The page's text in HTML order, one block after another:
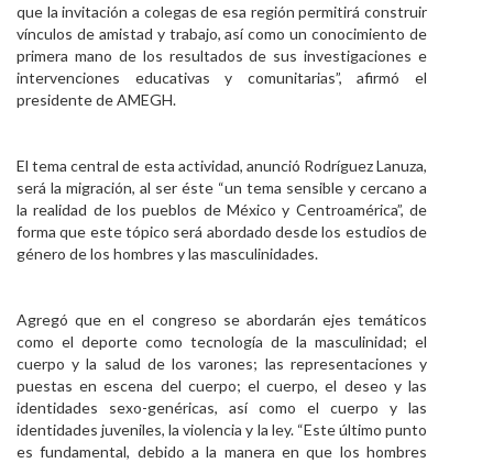
que la invitación a colegas de esa región permitirá construir
vínculos de amistad y trabajo, así como un conocimiento de
primera mano de los resultados de sus investigaciones e
intervenciones educativas y comunitarias”, afirmó el
presidente de AMEGH.
El tema central de esta actividad, anunció Rodríguez Lanuza,
será la migración, al ser éste “un tema sensible y cercano a
la realidad de los pueblos de México y Centroamérica”, de
forma que este tópico será abordado desde los estudios de
género de los hombres y las masculinidades.
Agregó que en el congreso se abordarán ejes temáticos
como el deporte como tecnología de la masculinidad; el
cuerpo y la salud de los varones; las representaciones y
puestas en escena del cuerpo; el cuerpo, el deseo y las
identidades sexo-genéricas, así como el cuerpo y las
identidades juveniles, la violencia y la ley. “Este último punto
es fundamental, debido a la manera en que los hombres